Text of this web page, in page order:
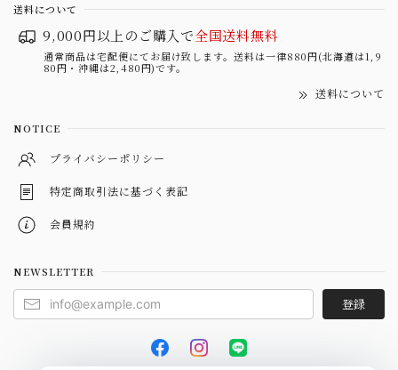
送料について
9,000円以上のご購入で全国送料無料
通常商品は宅配便にてお届け致します。送料は一律880円(北海道は1,9
80円・沖縄は2,480円)です。
送料について
NOTICE
プライバシーポリシー
特定商取引法に基づく表記
会員規約
NEWSLETTER
登録